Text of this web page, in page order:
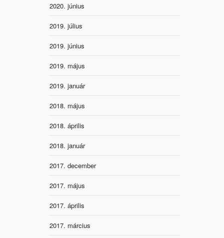
2020. június
2019. július
2019. június
2019. május
2019. január
2018. május
2018. április
2018. január
2017. december
2017. május
2017. április
2017. március